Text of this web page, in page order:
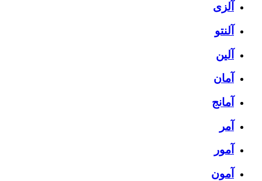
آلزی
آلنتو
آلین
آمان
آمانج
آمر
آمور
آمون